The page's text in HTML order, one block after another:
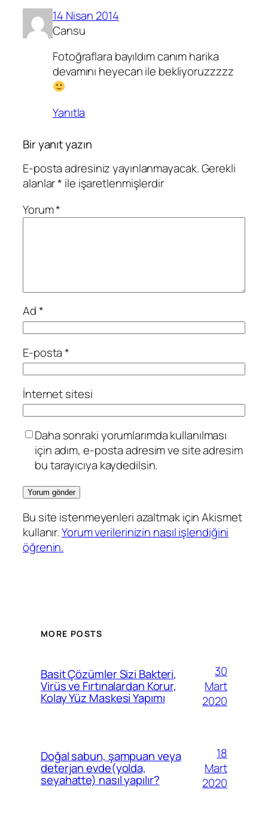
14 Nisan 2014
Cansu
Fotoğraflara bayıldım canım harika
devamını heyecan ile bekliyoruzzzzz
Yanıtla
Bir yanıt yazın
E-posta adresiniz yayınlanmayacak.Gerekli
alanlar* ile işaretlenmişlerdir
Yorum*
Ad*
E-posta*
İnternet sitesi
Daha sonraki yorumlarımda kullanılması
için adım, e-posta adresim ve site adresim
bu tarayıcıya kaydedilsin.
Bu site istenmeyenleri azaltmak için Akismet
kullanır.Yorum verilerinizin nasıl işlendiğini
öğrenin.
MORE POSTS
Basit Çözümler Sizi Bakteri,
Virüs ve Fırtınalardan Korur,
Kolay Yüz Maskesi Yapımı
30
Mart
2020
Doğal sabun, şampuan veya
deterjan evde(yolda,
seyahatte) nasıl yapılır?
18
Mart
2020